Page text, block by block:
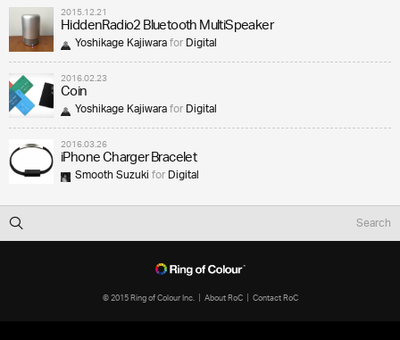
2015.12.21
HiddenRadio2 Bluetooth MultiSpeaker
Yoshikage KajiwaraforDigital
2016.02.23
Coin
Yoshikage KajiwaraforDigital
2016.03.26
iPhone Charger Bracelet
Smooth SuzukiforDigital
© 2015 Ring of Colour Inc. About RoC Contact RoC